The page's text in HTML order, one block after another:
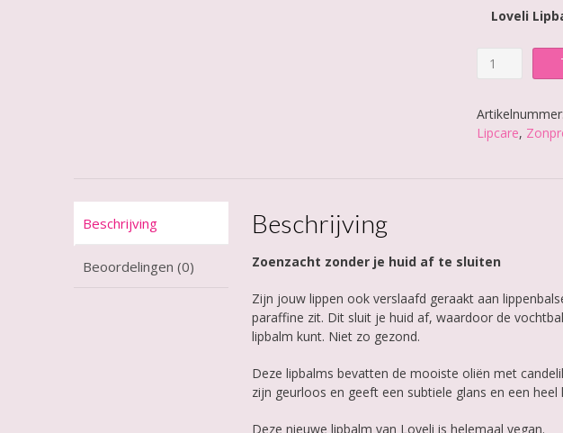
Loveli
Loveli
Lipbalm
aantal
Artikelnummer:
Lipcare,
Beschrijving
Beoordelingen (0)
Beschrijving
Zoenzacht zonder je huid af te sluiten
Zijn jouw lippen ook verslaafd geraakt aan
paraffine zit. Dit sluit je huid af, waardoor de
lipbalm kunt. Niet zo gezond.
Deze lipbalms bevatten de mooiste oliën met
zijn geurloos en geeft een subtiele glans en een heel
Deze nieuwe lipbalm van Loveli is helemaal vegan.